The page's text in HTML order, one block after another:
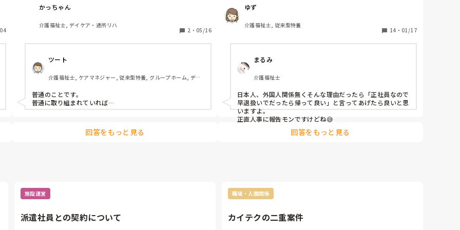
かっちゃん
介護福祉士, デイケア・通所リハ
2 ・ 05/16
ツート
介護福祉士, ケアマネジャー, 従来型特養, グループホーム, デイ
普通のことです。
普通に取り組まれていれば…
回答をもっと見る
いから帰ってもよい？」と。私は彼女と同じ地元に住んで
います。正社員で自分はバスないから帰るってありなの？
私の施設では20時までが遅番です。彼女は派遣でもパート
でもないのに正社員で帰るってしかも残りの仕事先輩に押
し付け帰るのは違うのでは？と。21時半前のバスがある
私がおかしいのかなぁ‥
ゆず
介護福祉士, 従来型特養
14 ・ 01/17
まるみ
介護福祉士
日本人、外国人関係無くそんな理由だったら「正社員なので
早退扱いでだったら帰って良い」と言ってあげたら良いと思
いますよ。
正直人事に報告モンですけどね😅
回答をもっと見る
施設運営
派遣社員との契約について
職場・人間関係
カイテクの二重案件